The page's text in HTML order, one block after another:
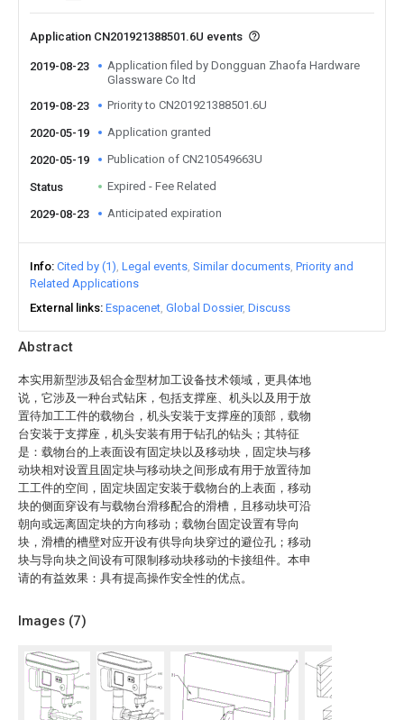
Abstract
本实用新型涉及铝合金型材加工设备技术领域，更具体地
说，它涉及一种台式钻床，包括支撑座、机头以及用于放
置待加工工件的载物台，机头安装于支撑座的顶部，载物
台安装于支撑座，机头安装有用于钻孔的钻头；其特征
是：载物台的上表面设有固定块以及移动块，固定块与移
动块相对设置且固定块与移动块之间形成有用于放置待加
工工件的空间，固定块固定安装于载物台的上表面，移动
块的侧面穿设有与载物台滑移配合的滑槽，且移动块可沿
朝向或远离固定块的方向移动；载物台固定设置有导向
块，滑槽的槽壁对应开设有供导向块穿过的避位孔；移动
块与导向块之间设有可限制移动块移动的卡接组件。本申
请的有益效果：具有提高操作安全性的优点。
Images (7)
Application CN201921388501.6U events
2019-08-23
Application filed by Dongguan Zhaofa Hardware
Glassware Co ltd
2019-08-23
Priority to CN201921388501.6U
2020-05-19 Application granted
2020-05-19 Publication of CN210549663U
Status Expired - Fee Related
2029-08-23 Anticipated expiration
Info Cited by (1) Legal events Similar documents Priority and
Related Applications
External links Espacenet Global Dossier Discuss